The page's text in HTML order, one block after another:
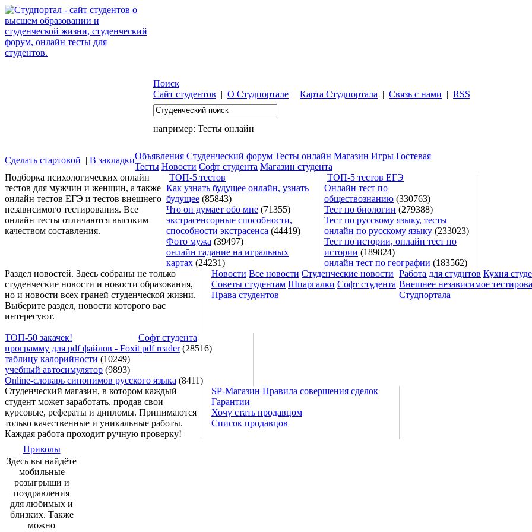
Поиск
Сайт студентов | О Студпортале | Карта Студпортала | Связь с нами | RSS
например: Тесты онлайн
Сделать стартовой | В закладкиОбъявления Студенческий форум Тесты онлайн Магазин Игры Гостевая
Тесты Новости Софт студента Магазин студента
Подборка психологических онлайн
тестов для мужчин и женщин, а также
онлайн тестов ЕГЭ и тестов внешнего
независимого тестирования. Все
онлайн тесты отличаются высоким
качеством составления.
ТОП-5 тестов
ТОП-5 тестов ЕГЭ
Как узнать будущее онлайн, узнать
будущее (85843)
Что он думает обо мне (71355)
экстрасенсорные способности,
способности экстрасенса (44419)
Фото мужа (39497)
онлайн гадание на игральных
картах (24231)
Онлайн тест по
обществознанию (330763)
Тест по биологии (279388)
Тест по русскому языку, тесты
онлайн по русскому языку (233023)
Тест по истории, онлайн тест по
истории (189824)
онлайн тест по географии (183562)
Раздел новостей. Здесь собраны не только
студенческие новости и новости образования,
но и новости всех граней студенческой жизни.
Выберите раздел, новости которого вас
интересуют.
Новости Все новости Студенческие новости
Советы студентам Шпаргалки Софт студента
Права студентов
Работа для студнтов Кухня
Внешнее независимое
Студпортала
ТОП-50 закачек!
Софт студента
программу для pdf файлов - Foxit pdf reader(28516)
таблицу калорийности (10249)
учебный автосимулятор (9893)
Online-словарь синонимов русского языка (8411)
Студенческий магазин, в котором каждый
студент может заработать, продав свои
курсовые, рефераты и дипломы. Принимаются
только качественные и уникальные работы.
Каждая работа проходит ручную проверку!
SP-Магазин Правила совершения сделок
Гарантии
Хочу стать продавцом
Список продавцов
Приколы
Здесь вы найдёте
мобильные
розыгрыши и
поздравления
для любимых и
близких. Также
можно